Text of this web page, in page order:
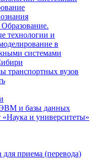
технологии и
в
системами
транспортных вузов
и базы данных
и университеты»
для приема (перевода)